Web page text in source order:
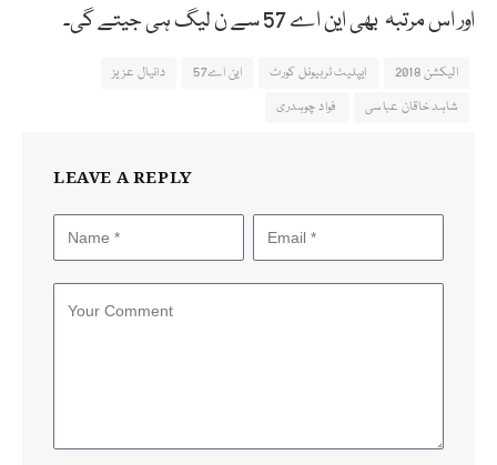
اور اس مرتبہ بھی این اے 57 سے ن لیگ ہی جیتے گی۔
الیکشن 2018 ایپلیٹ ٹربیونل کورٹ این اے57
دانیال عزیز
شاہد خاقان عباسی
فواد چوہدری
LEAVE A REPLY